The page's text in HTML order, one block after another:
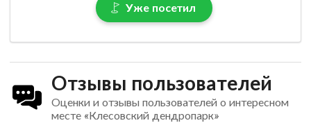
Уже посетил
Отзывы пользователей
Оценки и отзывы пользователей о интересном
месте «Клесовский дендропарк»